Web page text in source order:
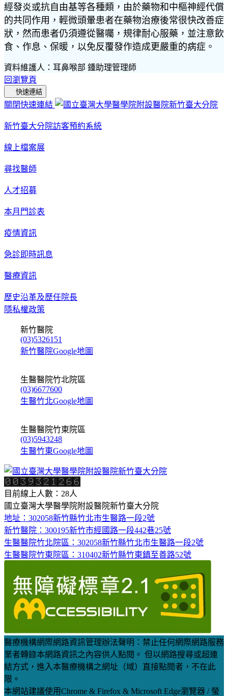
經發炎或抗自由基等各種類，由於藥物和中樞神經代償
的共同作用，輕微頭暈患者在藥物治療後常很快改善症
狀，然而患者仍須遵從醫囑，規律耐心服藥，並注意飲
食、作息、保暖，以免反覆發作造成更嚴重的病症。
資料維護人：耳鼻喉部 鍾助理管理師
回瀏覽頁
快速連結
關閉快速連結
新竹臺大分院訪客預約系統
線上檔案展
尋找醫師
人才招募
本月門診表
疫情資訊
急診即時訊息
醫療資訊
歷史沿革及歷任院長
隱私權政策
新竹醫院
(03)5326151
新竹醫院Google地圖
生醫醫院竹北院區
(03)6677600
生醫竹北Google地圖
生醫醫院竹東院區
(03)5943248
生醫竹東Google地圖
目前線上人數：28人
國立臺灣大學醫學院附設醫院新竹臺大分院
地址：302058新竹縣竹北市生醫路一段2號
新竹醫院：300195新竹市經國路一段442巷25號
生醫醫院竹北院區：302058新竹縣竹北市生醫路一段2號
生醫醫院竹東院區：310402新竹縣竹東鎮至善路52號
醫療機構網際網路資訊管理辦法聲明：禁止任何網際網路服務
業者轉錄本網路資訊之內容供人點閱。 但以網路搜尋或超連
結方式，進入本醫療機構之網址（域）直接點閱者，不在此
限。
本網站建議使用Chrome & Firefox & Microsoft Edge瀏覽器 / 螢